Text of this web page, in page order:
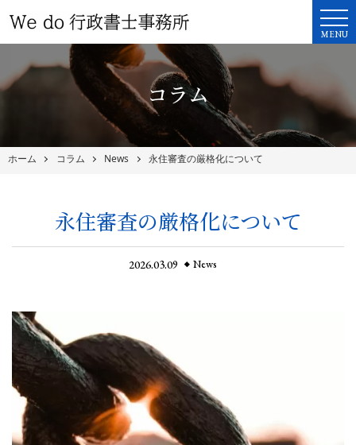
MENU
コラム
ホーム コラム News 永住審査の厳格化について
永住審査の厳格化について
2026.03.09 News